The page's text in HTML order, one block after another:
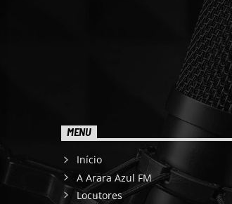
MENU
Início
A Arara Azul FM
Locutores